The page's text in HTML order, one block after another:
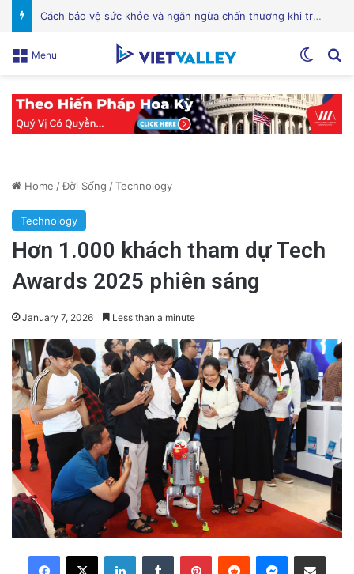
Điện Ảnh Bùng Nổ Cảm Xúc: Tại Sao Hollywood Đang Đón Nhận Tình Dục Một Cách Mạnh Mẽ?
Menu
Home /Đời Sống /Technology
Technology
Hơn 1.000 khách tham dự Tech
Awards 2025 phiên sáng
January 7, 2026 Less than a minute
LinkedInTumblr PinterestReddit Messenger
Share via Email